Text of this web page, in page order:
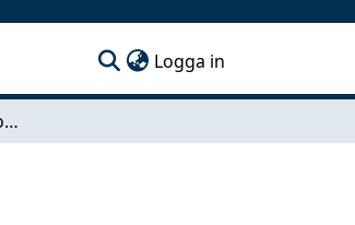
Logga in
20 kW pulslastnätdel - topologival och genomförande